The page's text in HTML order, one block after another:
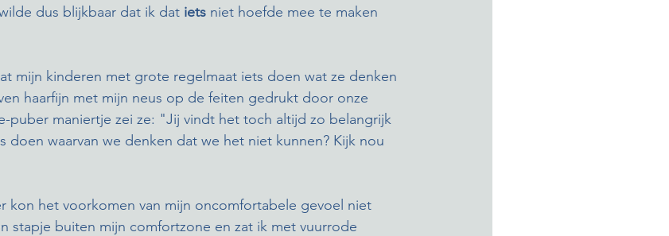
dus blijkbaar dat ik dat iets niet hoefde mee te maken
mijn kinderen met grote regelmaat iets doen wat ze denken
haarfijn met mijn neus op de feiten gedrukt door onze
puber maniertje zei ze: "Jij vindt het toch altijd zo belangrijk
doen waarvan we denken dat we het niet kunnen? Kijk nou
kon het voorkomen van mijn oncomfortabele gevoel niet
stapje buiten mijn comfortzone en zat ik met vuurrode